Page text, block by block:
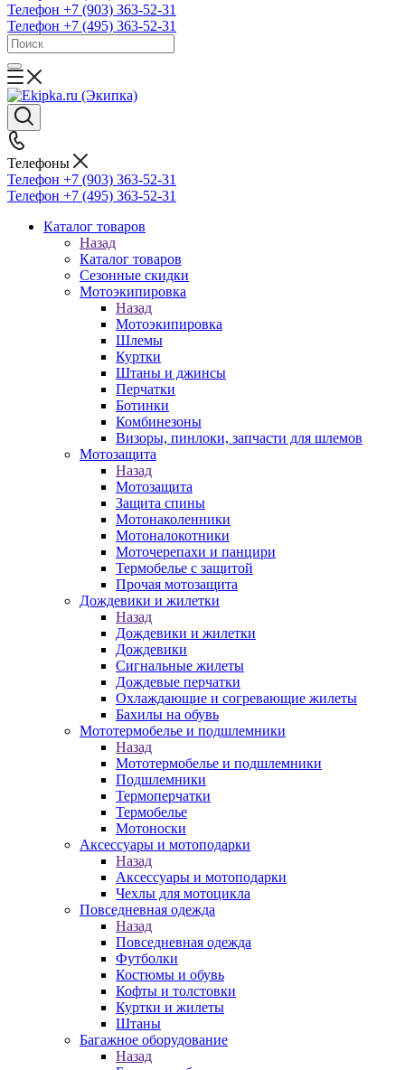
Телефон +7 (903) 363-52-31
Телефон +7 (495) 363-52-31
Телефоны
Телефон +7 (903) 363-52-31
Телефон +7 (495) 363-52-31
Каталог товаров
Назад
Каталог товаров
Сезонные скидки
Мотоэкипировка
Назад
Мотоэкипировка
Шлемы
Куртки
Штаны и джинсы
Перчатки
Ботинки
Комбинезоны
Визоры, пинлоки, запчасти для шлемов
Мотозащита
Назад
Мотозащита
Защита спины
Мотонаколенники
Мотоналокотники
Моточерепахи и панцири
Термобелье с защитой
Прочая мотозащита
Дождевики и жилетки
Назад
Дождевики и жилетки
Дождевики
Сигнальные жилеты
Дождевые перчатки
Охлаждающие и согревающие жилеты
Бахилы на обувь
Мототермобелье и подшлемники
Назад
Мототермобелье и подшлемники
Подшлемники
Термоперчатки
Термобелье
Мотоноски
Аксессуары и мотоподарки
Назад
Аксессуары и мотоподарки
Чехлы для мотоцикла
Повседневная одежда
Назад
Повседневная одежда
Футболки
Костюмы и обувь
Кофты и толстовки
Куртки и жилеты
Штаны
Багажное оборудование
Назад